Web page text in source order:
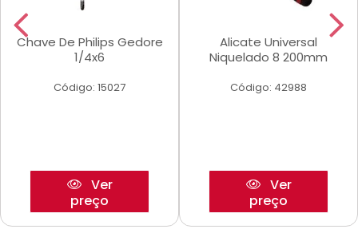
Chave De Philips Gedore
1/4x6
Código: 15027
Ver
preço
Alicate Universal
Niquelado 8 200mm
Código: 42988
Ver
preço